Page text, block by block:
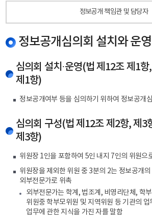
정보공개 책임관 및 담당자
정보공개심의회 설치와 운영
심의회 설치·운영(법 제12조 제1
제1항)
정보공개여부 등을 심의하기 위하여 정보공개
심의회 구성(법 제12조 제2항, 제3
제3항)
위원장 1인을 포함하여 5인 내지 7인의 위원으
위원장을 제외한 위원 중 3분의 2는 정보공개
외부전문가로 위촉
외부전문가는 학계, 법조계, 비영리단체, 학
위원중 학부모위원 및 지역위원 등 기관의 업
업무에 관한 지식을 가진 자를 말함